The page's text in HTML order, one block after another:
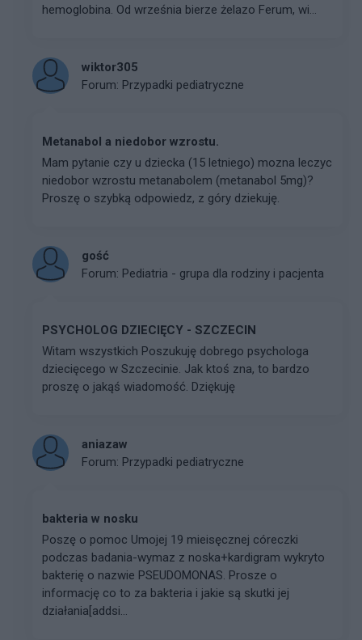
hemoglobina. Od września bierze żelazo Ferum, wi...
wiktor305
Forum: Przypadki pediatryczne
Metanabol a niedobor wzrostu.
Mam pytanie czy u dziecka (15 letniego) mozna leczyc
niedobor wzrostu metanabolem (metanabol 5mg)?
Proszę o szybką odpowiedz, z góry dziekuję.
gość
Forum: Pediatria - grupa dla rodziny i pacjenta
PSYCHOLOG DZIECIĘCY - SZCZECIN
Witam wszystkich Poszukuję dobrego psychologa
dziecięcego w Szczecinie. Jak ktoś zna, to bardzo
proszę o jakąś wiadomość. Dziękuję
aniazaw
Forum: Przypadki pediatryczne
bakteria w nosku
Poszę o pomoc Umojej 19 mieisęcznej córeczki
podczas badania-wymaz z noska+kardigram wykryto
bakterię o nazwie PSEUDOMONAS. Prosze o
informację co to za bakteria i jakie są skutki jej
działania[addsi...